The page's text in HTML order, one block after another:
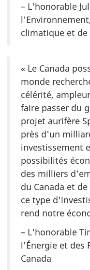
– L'honorable
climatique et
« Le Canada
monde
célérité,
faire passer du
projet aurifère
près d'un
investissement
possibilités
des milliers
du Canada et
ce type
rend notre
– L'honorable
l'Énergie et des
Canada